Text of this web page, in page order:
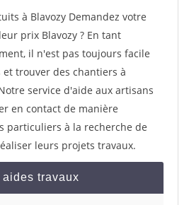
à Blavozy Demandez votre
prix Blavozy ? En tant
il n'est pas toujours facile
trouver des chantiers à
service d'aide aux artisans
en contact de manière
particuliers à la recherche de
leurs projets travaux.